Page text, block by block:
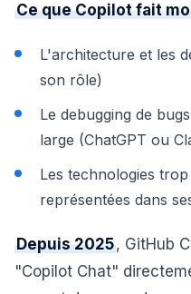
Ce que Copilot fait
L'architecture et les
son rôle)
Le debugging de
large (ChatGPT ou
Les technologies
représentées dans
Depuis 2025, GitHub
"Copilot Chat"